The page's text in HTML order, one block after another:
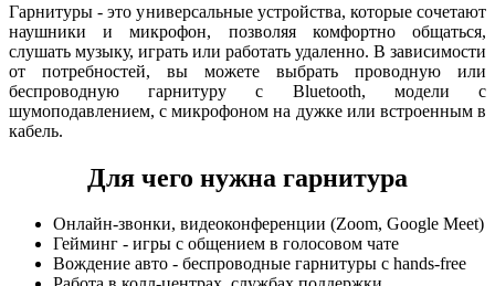
Гарнитуры - это универсальные устройства, которые сочетают
наушники и микрофон, позволяя комфортно общаться,
слушать музыку, играть или работать удаленно. В зависимости
от потребностей, вы можете выбрать проводную или
беспроводную гарнитуру с Bluetooth, модели с
шумоподавлением, с микрофоном на дужке или встроенным в
кабель.
Для чего нужна гарнитура
Онлайн-звонки, видеоконференции (Zoom, Google Meet)
Гейминг - игры с общением в голосовом чате
Вождение авто - беспроводные гарнитуры с hands-free